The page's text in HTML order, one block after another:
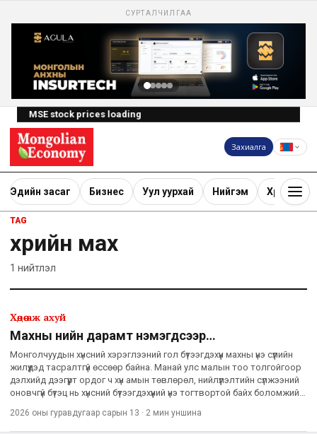
СУРТАЛЧИЛГАА
MSE stock prices loading
Захиалга
Эдийн засаг Бизнес Уул уурхай Нийгэм Хөрөнгө
TAG
үхрийн мах
1 нийтлэл
Хөдөө аж ахуй
Махны үнийн дарамт нэмэгдсээр…
Монголчуудын хүнсний хэрэглээний гол бүтээгдэхүүн махны үнэ сүүлийн
жилүүдэд тасралтгүй өссөөр байна. Манай улс малын тоо толгойгоор
дэлхийд дээгүүрт ордог ч хүн амын төвлөрөл, нийлүүлэлтийн сүлжээний
оновчгүй бүтэц нь хүнсний бүтээгдэхүүний үнэ тогтвортой байх боломжийг
2026 оны гуравдугаар сарын 13 · 2 мин уншина